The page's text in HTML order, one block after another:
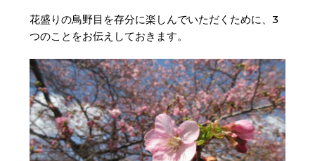
花盛りの鳥野目を存分に楽しんでいただくために、3
つのことをお伝えしておきます。